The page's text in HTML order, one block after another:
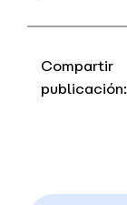
Compartir
publicación: